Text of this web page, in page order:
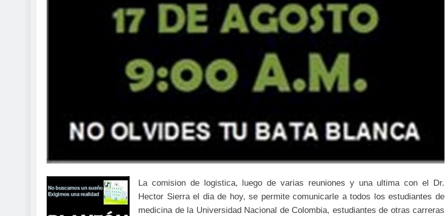
La comision de logistica, luego de varias reuniones y una ultima con el Dr.
Hector Sierra el dia de hoy, se permite comunicarle a todos los estudiantes de
medicina de la Universidad Nacional de Colombia, estudiantes de otras carreras